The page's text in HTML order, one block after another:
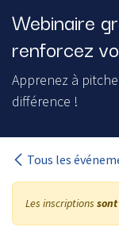
Webinaire
renforcez
Apprenez à
différence !
Tous les
Les inscriptions